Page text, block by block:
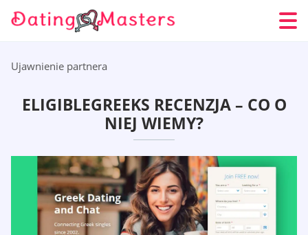
Ujawnienie partnera
ELIGIBLEGREEKS RECENZJA – CO O
NIEJ WIEMY?